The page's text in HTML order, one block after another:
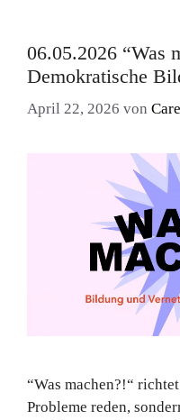
06.05.2026 “Was
Demokratische
April 22, 2026 von
“Was machen?!“
Probleme reden,